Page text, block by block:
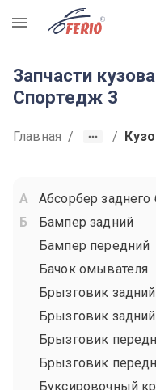
R
Запчасти
Cпортедж 3
Главная / /
Абсорбер заднего
Бампер задний
Бампер передний
Бачок омывателя
Брызговик
Брызговик
Брызговик
Брызговик
Буксировочный